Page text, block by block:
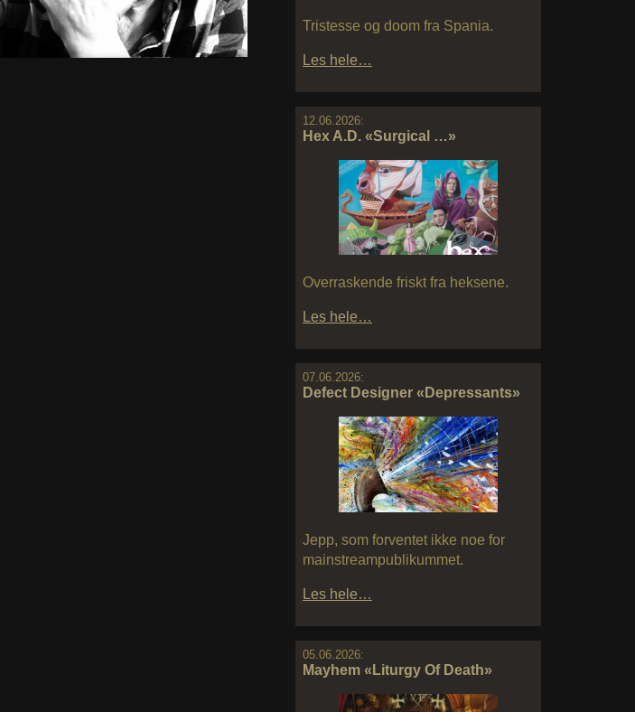
Tristesse og doom fra Spania.
Les hele…
12.06.2026:
Hex A.D. «Surgical …»
Overraskende friskt fra heksene.
Les hele…
07.06.2026:
Defect Designer «Depressants»
Jepp, som forventet ikke noe for
mainstreampublikummet.
Les hele…
05.06.2026:
Mayhem «Liturgy Of Death»